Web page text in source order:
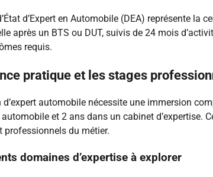
d’Expert en Automobile (DEA) représente
après un BTS ou DUT, suivis de 24 mois
requis.
pratique et les stages
automobile nécessite une immersion
et 2 ans dans un cabinet d’expertise.
professionnels du métier.
domaines d’expertise à explorer